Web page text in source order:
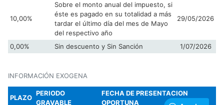
10,00%
Sobre el monto anual del impuesto, si
éste es pagado en su totalidad a más
tardar el último día del mes de Mayo
del respectivo año
29/05/2026
0,00% Sin descuento y Sin Sanción 1/07/2026
INFORMACIÓN EXOGENA
PLAZO
PERIODO
GRAVABLE
FECHA DE PRESENTACION
OPORTUNA